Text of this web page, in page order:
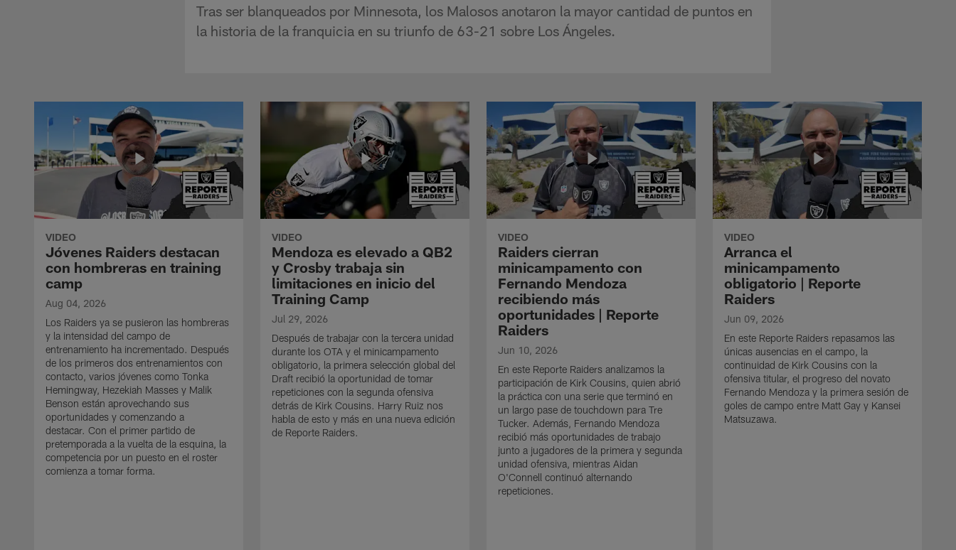
Tras ser blanqueados por Minnesota, los Malosos anotaron la mayor cantidad de puntos en
la historia de la franquicia en su triunfo de 63-21 sobre Los Ángeles.
VIDEO
Jóvenes Raiders destacan
con hombreras en training
camp
Aug 04, 2026
Los Raiders ya se pusieron las hombreras
y la intensidad del campo de
entrenamiento ha incrementado. Después
de los primeros dos entrenamientos con
contacto, varios jóvenes como Tonka
Hemingway, Hezekiah Masses y Malik
Benson están aprovechando sus
oportunidades y comenzando a
destacar. Con el primer partido de
pretemporada a la vuelta de la esquina, la
competencia por un puesto en el roster
comienza a tomar forma.
VIDEO
Mendoza es elevado a QB2
y Crosby trabaja sin
limitaciones en inicio del
Training Camp
Jul 29, 2026
Después de trabajar con la tercera unidad
durante los OTA y el minicampamento
obligatorio, la primera selección global del
Draft recibió la oportunidad de tomar
repeticiones con la segunda ofensiva
detrás de Kirk Cousins. Harry Ruiz nos
habla de esto y más en una nueva edición
de Reporte Raiders.
VIDEO
Raiders cierran
minicampamento con
Fernando Mendoza
recibiendo más
oportunidades | Reporte
Raiders
Jun 10, 2026
En este Reporte Raiders analizamos la
participación de Kirk Cousins, quien abrió
la práctica con una serie que terminó en
un largo pase de touchdown para Tre
Tucker. Además, Fernando Mendoza
recibió más oportunidades de trabajo
junto a jugadores de la primera y segunda
unidad ofensiva, mientras Aidan
O'Connell continuó alternando
repeticiones.
VIDEO
Arranca el
minicampamento
obligatorio | Reporte
Raiders
Jun 09, 2026
En este Reporte Raiders repasamos las
únicas ausencias en el campo, la
continuidad de Kirk Cousins con la
ofensiva titular, el progreso del novato
Fernando Mendoza y la primera sesión de
goles de campo entre Matt Gay y Kansei
Matsuzawa.